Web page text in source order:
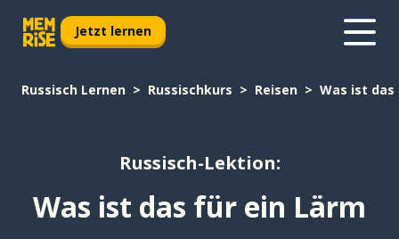
Jetzt lernen
Russisch Lernen Russischkurs Reisen Was ist
Russisch-Lektion:
Was ist das für ein Lärm